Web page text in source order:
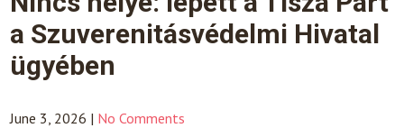
a Szuverenitásvédelmi Hivatal
ügyében
June 3, 2026 | No Comments